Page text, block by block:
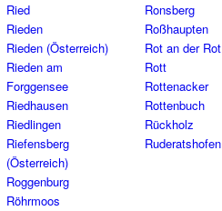
Ried
Rieden
Rieden (Österreich)
Rieden am
Forggensee
Riedhausen
Riedlingen
Riefensberg
(Österreich)
Roggenburg
Röhrmoos
Ronsberg
Roßhaupten
Rot an der Rot
Rott
Rottenacker
Rottenbuch
Rückholz
Ruderatshofen